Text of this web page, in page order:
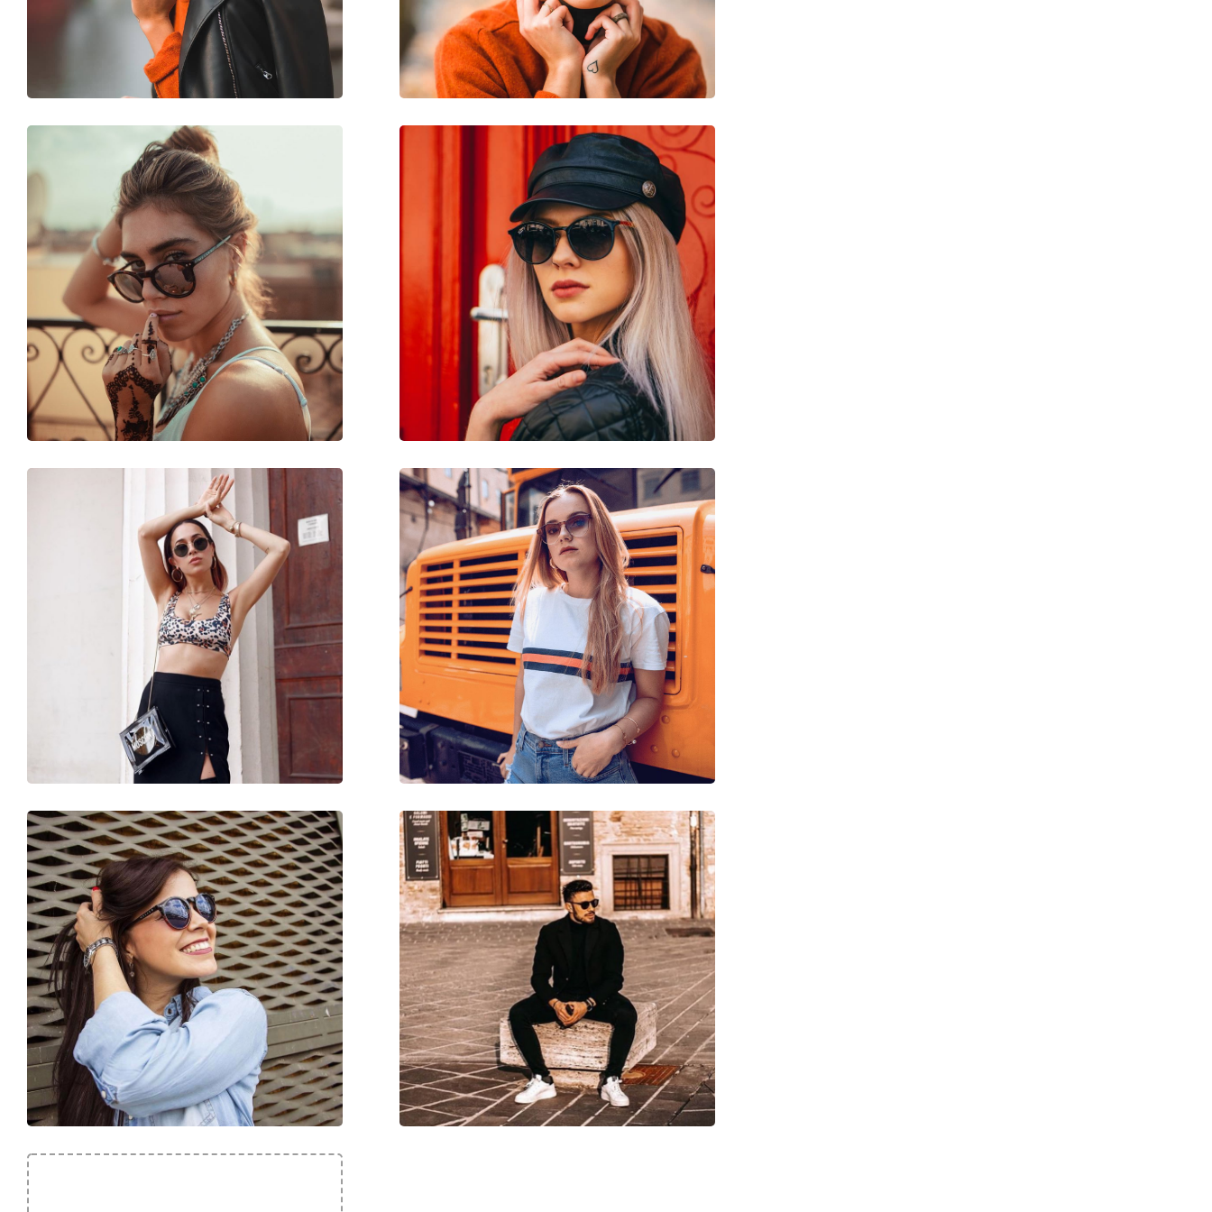
Βάρος:
50 γρ
Ρυθμιζόμενα μαξιλάρια μύτης:
Όχι
Παρέχονται με θήκη:
Όχι
Πανί καθαρισμού:
Ναι
Κατηγορία:
Γυαλιά Ηλίου Επώνυμες Μάρκες
Μάρκα:
Polaroid
Χρήση:
Μόδα
Κωδικός Προϊόντος / Μοντέλο:
PLD 8040/S RY8 M9 44